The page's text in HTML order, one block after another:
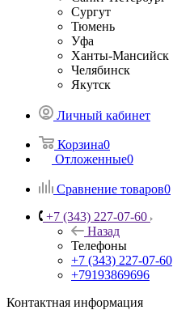
Сургут
Тюмень
Уфа
Ханты-Мансийск
Челябинск
Якутск
Личный кабинет
Корзина0
Отложенные0
Сравнение товаров0
+7 (343) 227-07-60
Назад
Телефоны
+7 (343) 227-07-60
+79193869696
Контактная информация